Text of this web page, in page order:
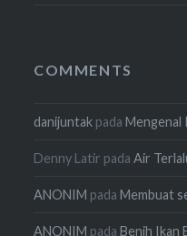
COMMENTS
danijuntak padaMengenal
Denny Latir padaAir
ANONIM padaMembuat
ANONIM padaBenih Ikan